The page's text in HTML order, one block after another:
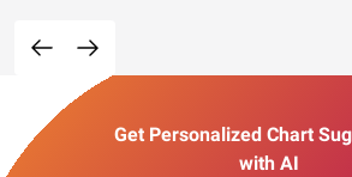
Get Personalized Chart
with AI